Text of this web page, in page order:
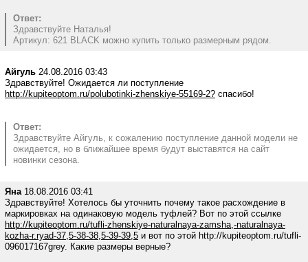
Ответ:
Здравствуйте Наталья!
Артикул: 621 BLACK можно купить только размерным рядом.
Айгуль 24.08.2016 03:43
Здравствуйте! Ожидается ли поступление
http://kupiteoptom.ru/polubotinki-zhenskiye-55169-2? спасибо!
Ответ:
Здравствуйте Айгуль, к сожалению поступление данной модели не
ожидается, но в ближайшее время будут выставятся на сайт
новинки сезона.
Яна18.08.2016 03:41
Здравствуйте! Хотелось бы уточнить почему такое расхождение в
маркировках на одинаковую модель туфлей? Вот по этой ссылке
http://kupiteoptom.ru/tufli-zhenskiye-naturalnaya-zamsha,-naturalnaya-
kozha-r.ryad-37,5-38-38,5-39-39,5 и вот по этой http://kupiteoptom.ru/tufli-
096017167grey. Какие размеры верные?